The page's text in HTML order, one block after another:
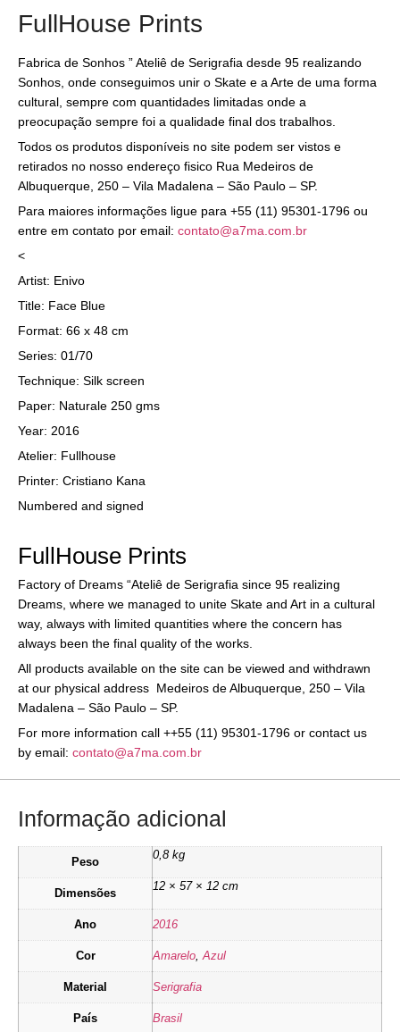
FullHouse Prints
Fabrica de Sonhos ” Ateliê de Serigrafia desde 95 realizando
Sonhos, onde conseguimos unir o Skate e a Arte de uma forma
cultural, sempre com quantidades limitadas onde a
preocupação sempre foi a qualidade final dos trabalhos.
Todos os produtos disponíveis no site podem ser vistos e
retirados no nosso endereço fisico Rua Medeiros de
Albuquerque, 250 – Vila Madalena – São Paulo – SP.
Para maiores informações ligue para +55 (11) 95301-1796 ou
entre em contato por email: contato@a7ma.com.br
<
Artist: Enivo
Title: Face Blue
Format: 66 x 48 cm
Series: 01/70
Technique: Silk screen
Paper: Naturale 250 gms
Year: 2016
Atelier: Fullhouse
Printer: Cristiano Kana
Numbered and signed
FullHouse Prints
Factory of Dreams “Ateliê de Serigrafia since 95 realizing
Dreams, where we managed to unite Skate and Art in a cultural
way, always with limited quantities where the concern has
always been the final quality of the works.
All products available on the site can be viewed and withdrawn
at our physical address Medeiros de Albuquerque, 250 – Vila
Madalena – São Paulo – SP.
For more information call ++55 (11) 95301-1796 or contact us
by email: contato@a7ma.com.br
Informação adicional
Peso
0,8 kg
Dimensões
12 × 57 × 12 cm
Ano 2016
Cor Amarelo Azul
Material Serigrafia
País Brasil